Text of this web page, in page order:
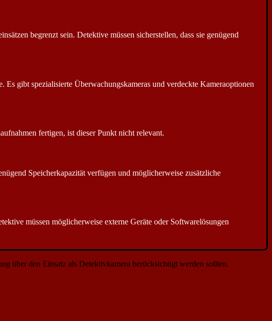
begrenzt sein. Detektive müssen sicherstellen, dass sie genügend
gibt spezialisierte Überwachungskameras und verdeckte Kameraoptionen
fertigen, ist dieser Punkt nicht relevant.
Speicherkapazität verfügen und möglicherweise zusätzliche
müssen möglicherweise externe Geräte oder Softwarelösungen
über den Einsatz als Detektivkamera berücksichtigt werden sollten.